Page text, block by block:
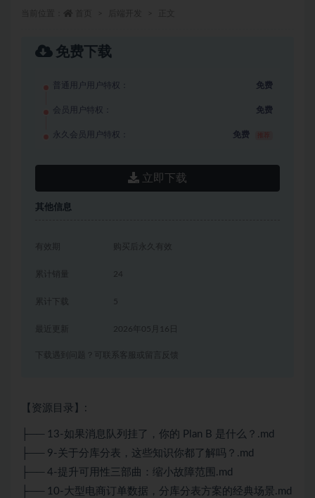
免费下载
普通用户用户特权： 免费
会员用户特权： 免费
永久会员用户特权： 免费
立即下载
其他信息
有效期 购买后永久有效
累计销量 24
累计下载 5
2026年05月16日
下载遇到问题？可联系客服或留言反馈
【资源目录】:
├── 13-如果消息队列挂了，你的 Plan B 是什么？.md
├── 9-关于分库分表，这些知识你都了解吗？.md
├── 4-提升可用性三部曲：缩小故障范围.md
├── 10-大型电商订单数据，分库分表方案的经典场景.md